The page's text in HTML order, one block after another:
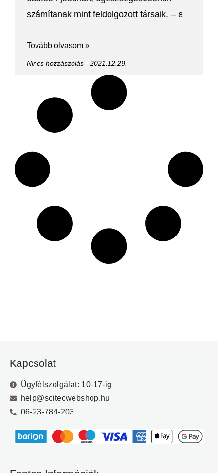
számítanak mint feldolgozott társaik. – a
Tovább olvasom »
Nincs hozzászólás 2021.12.29.
Kapcsolat
Ügyfélszolgálat: 10-17-ig
help@scitecwebshop.hu
06-23-784-203